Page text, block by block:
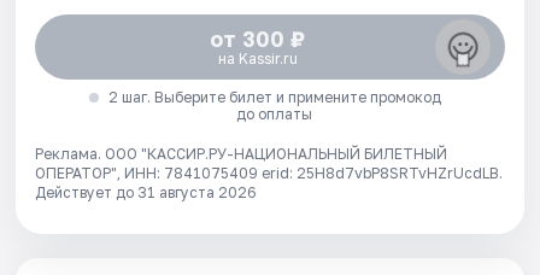
от 300 ₽
на Kassir.ru
2 шаг. Выберите билет и примените промокод
до оплаты
Реклама. ООО "КАССИР.РУ-НАЦИОНАЛЬНЫЙ БИЛЕТНЫЙ
ОПЕРАТОР", ИНН: 7841075409 erid: 25H8d7vbP8SRTvHZrUcdLB.
Действует до 31 августа 2026